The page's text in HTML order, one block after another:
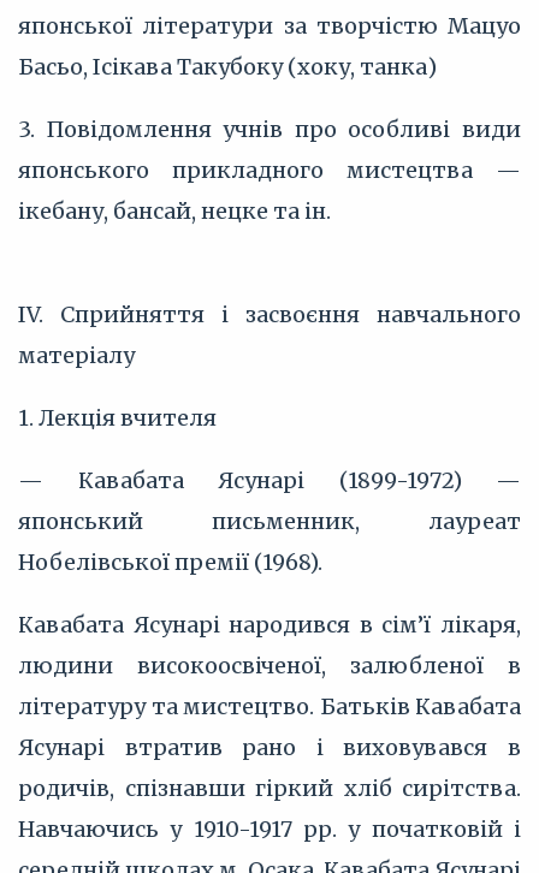
японської літератури за творчістю Мацуо
Басьо, Ісікава Такубоку (хоку, танка)
3. Повідомлення учнів про особливі види
японського прикладного мистецтва —
ікебану, бансай, нецке та ін.
IV. Сприйняття і засвоєння навчального
матеріалу
1. Лекція вчителя
— Кавабата Ясунарі (1899-1972) —
японський письменник, лауреат
Нобелівської премії (1968).
Кавабата Ясунарі народився в сім’ї лікаря,
людини високоосвіченої, залюбленої в
літературу та мистецтво. Батьків Кавабата
Ясунарі втратив рано і виховувався в
родичів, спізнавши гіркий хліб сирітства.
Навчаючись у 1910-1917 рр. у початковій і